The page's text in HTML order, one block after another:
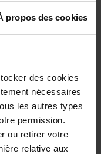
propos des cookies
des cookies
nécessaires
les autres types
permission.
ou retirer votre
relative aux